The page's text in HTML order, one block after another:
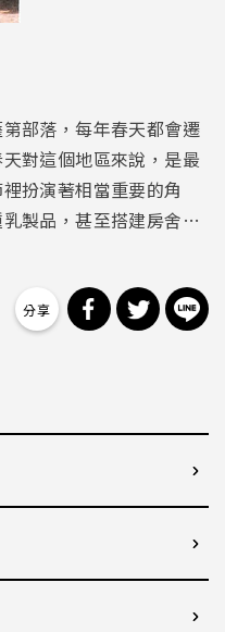
部落，每年春天都會遷
對這個地區來說，是最
扮演著相當重要的角
製品，甚至搭建房舍…
分享到分享到